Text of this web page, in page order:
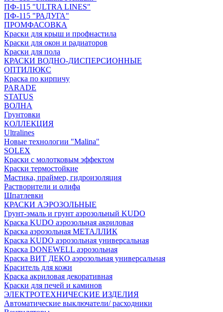
ПФ-115 "ULTRA LINES"
ПФ-115 "РАДУГА"
ПРОМФАСОВКА
Краски для крыш и профнастила
Краски для окон и радиаторов
Краски для пола
КРАСКИ ВОДНО-ДИСПЕРСИОННЫЕ
ОПТИЛЮКС
Краска по кирпичу
PARADE
STATUS
ВОЛНА
Грунтовки
КОЛЛЕКЦИЯ
Ultralines
Новые технологии "Malina"
SOLEX
Краски с молотковым эффектом
Краски термостойкие
Мастика, праймер, гидроизоляция
Растворители и олифа
Шпатлевки
КРАСКИ АЭРОЗОЛЬНЫЕ
Грунт-эмаль и грунт аэрозольный KUDO
Краска KUDO аэрозольная акриловая
Краска аэрозольная МЕТАЛЛИК
Краска KUDO аэрозольная универсальная
Краска DONEWELL аэрозольная
Краска ВИТ ДЕКО аэрозольная универсальная
Краситель для кожи
Краска акриловая декоративная
Краски для печей и каминов
ЭЛЕКТРОТЕХНИЧЕСКИЕ ИЗДЕЛИЯ
Автоматические выключатели/ расходники